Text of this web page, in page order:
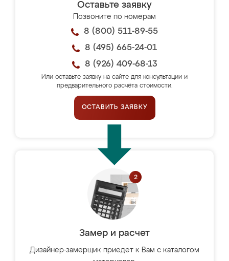
Оставьте заявку
Позвоните по номерам
8 (800) 511-89-55
8 (495) 665-24-01
8 (926) 409-68-13
Или оставьте заявку на сайте для консультации и
предварительного расчёта стоимости.
ОСТАВИТЬ ЗАЯВКУ
Замер и расчет
Дизайнер-замерщик приедет к Вам с каталогом